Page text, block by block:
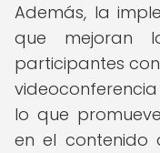
Además, la
que mejoran
participantes
lo que
en el contenido